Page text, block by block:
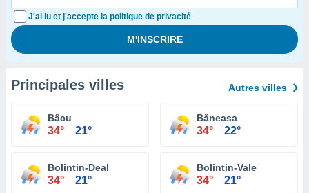
J'ai lu et j'accepte la politique de privacité
Principales villes Autres villes
Bâcu
34° 21°
Băneasa
34° 22°
Bolintin-Deal
34° 21°
Bolintin-Vale
34° 21°